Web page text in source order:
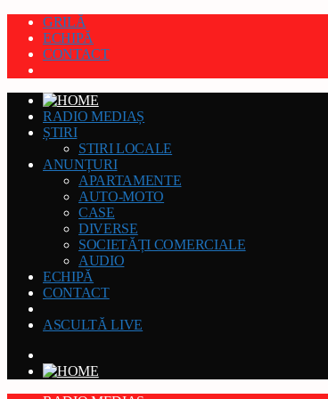
GRILĂ
ECHIPĂ
CONTACT
RADIO MEDIAȘ
ȘTIRI
STIRI LOCALE
ANUNȚURI
APARTAMENTE
AUTO-MOTO
CASE
DIVERSE
SOCIETĂȚI COMERCIALE
AUDIO
ECHIPĂ
CONTACT
ASCULTĂ LIVE